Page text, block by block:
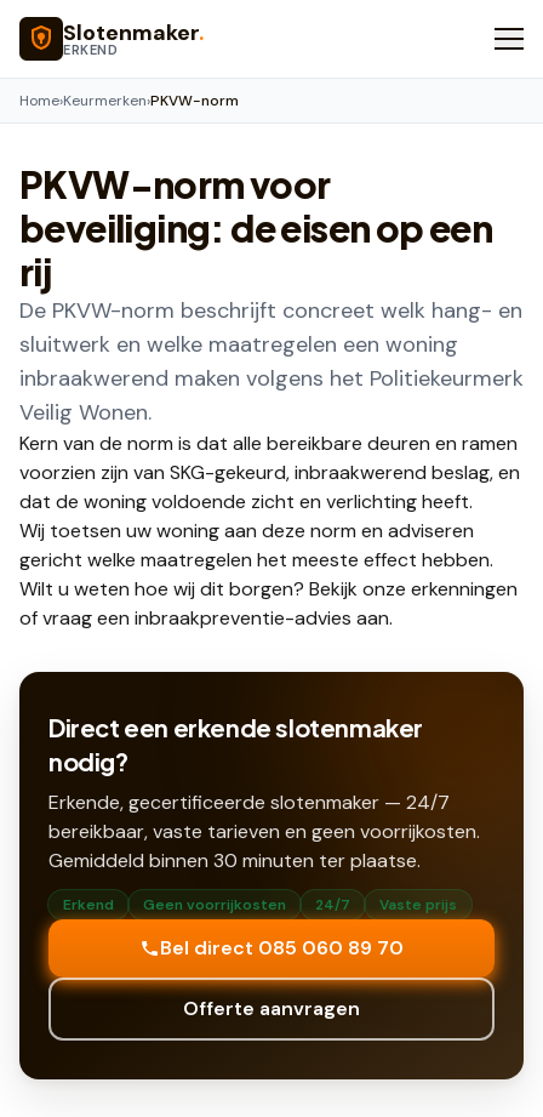
Naar hoofdinhoud
Slotenmaker.
ERKEND
Home›Keurmerken›PKVW-norm
PKVW-norm voor
beveiliging: de eisen op een
rij
De PKVW-norm beschrijft concreet welk hang- en
sluitwerk en welke maatregelen een woning
inbraakwerend maken volgens het Politiekeurmerk
Veilig Wonen.
Kern van de norm is dat alle bereikbare deuren en ramen
voorzien zijn van SKG-gekeurd, inbraakwerend beslag, en
dat de woning voldoende zicht en verlichting heeft.
Wij toetsen uw woning aan deze norm en adviseren
gericht welke maatregelen het meeste effect hebben.
Wilt u weten hoe wij dit borgen? Bekijk onze erkenningen
of vraag een inbraakpreventie-advies aan.
Direct een erkende slotenmaker
nodig?
Erkende, gecertificeerde slotenmaker — 24/7
bereikbaar, vaste tarieven en geen voorrijkosten.
Gemiddeld binnen 30 minuten ter plaatse.
Erkend Geen voorrijkosten 24/7 Vaste prijs
Bel direct 085 060 89 70
Offerte aanvragen